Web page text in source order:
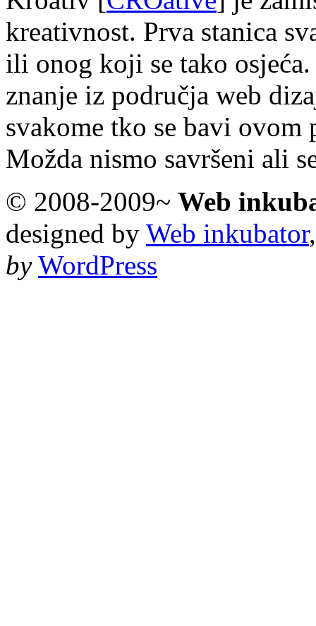
kreativnost. Prva stanica
ili onog koji se tako
znanje iz područja web
svakome tko se bavi
Možda nismo savršeni ali
© 2008-2009~ Web
designed by Web inkubator
by WordPress